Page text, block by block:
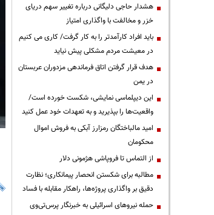
هشدار حاجی دلیگانی درباره تغییر سهم دریای
خزر و مخالفت با واگذاری امتیاز
باید افراد کارآمدتر را به کار گرفت/ کاری می کنیم
در معیشت مردم مشکلی پیش نیاید
هدف قرار گرفتن اتاق‌ فرماندهی مزدوران عربستان
در یمن
این دیپلماسی نمایشی، شکست خورده است/
واقعیت‌ها را بپذیرید و به تعهدات خود عمل کنید
امید مالباختگان رمزارز آبکی به فروش اموال
محکومان
از التماس تا فروپاشی هژمونی دلار
مطالبه برای شکستن انحصار پیمانکاری؛ نظارت
دقیق بر واگذاری پروژه‌ها، راهکار مقابله با فساد
حمله نیروهای اسرائیلی به خبرنگار پرس‌تی‌وی